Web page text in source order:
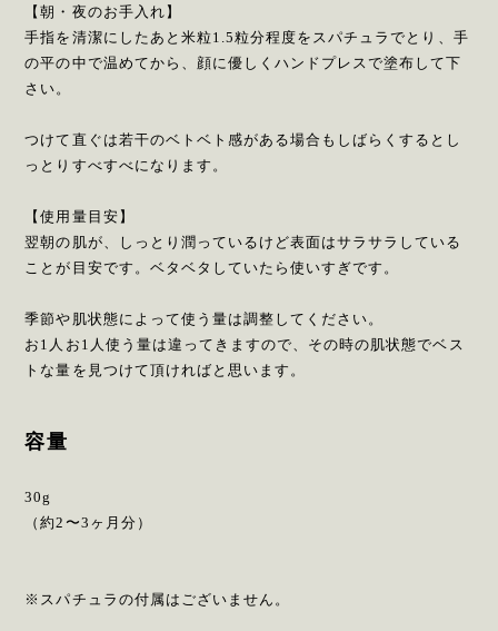
【朝・夜のお手入れ】
手指を清潔にしたあと米粒1.5粒分程度をスパチュラでとり、手
の平の中で温めてから、顔に優しくハンドプレスで塗布して下
さい。
つけて直ぐは若干のベトベト感がある場合もしばらくするとし
っとりすべすべになります。
【使用量目安】
翌朝の肌が、しっとり潤っているけど表面はサラサラしている
ことが目安です。ベタベタしていたら使いすぎです。
季節や肌状態によって使う量は調整してください。
お1人お1人使う量は違ってきますので、その時の肌状態でベス
トな量を見つけて頂ければと思います。
容量
30g
（約2〜3ヶ月分）
※スパチュラの付属はございません。